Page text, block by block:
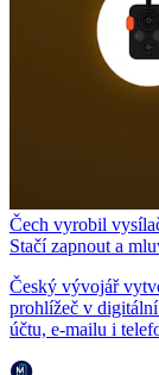
Čech vyrobil
Stačí zapnout a
Český vývojář
prohlížeč v
účtu, e-mailu i